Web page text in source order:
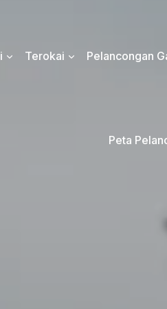
Terokai Pelancongan
Peta